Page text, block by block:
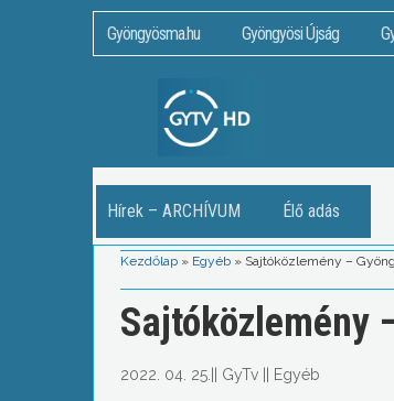
Gyöngyösma.hu Gyöngyösi Újság
Hírek – ARCHÍVUM Élő adás
Kezdőlap » Egyéb » Sajtóközlemény –
Sajtóközlemény
2022. 04. 25. GyTv Egyéb